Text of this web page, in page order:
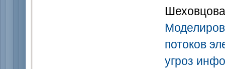
потоков
угроз